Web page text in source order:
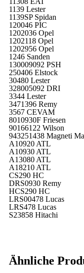
1139 Lester
1139SP Spidan
120046 PIC
1202036 Opel
1202118 Opel
1202956 Opel
1246 Sanden
130009092 PSH
250406 Elstock
30480 Lester
328005092 DRI
3344 Lester
3471396 Remy
3567 CEVAM
8010930F Friesen
90166122 Wilson
943251438 Magneti
A10920 ATL
A10930 ATL
A13080 ATL
A18210 ATL
CS290 HC
DRS0930 Remy
HCS290 HC
LRS00478 Lucas
LRS478 Lucas
S23858 Hitachi
Ähnliche